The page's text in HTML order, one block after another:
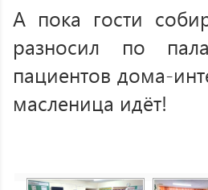
А пока гости
разносил по
пациентов дома-
масленица идёт!